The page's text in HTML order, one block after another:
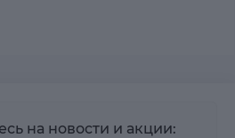
на новости и акции: